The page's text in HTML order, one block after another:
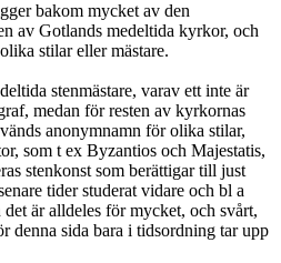
bakom mycket av den
av Gotlands medeltida kyrkor, och
stilar eller mästare.
stenmästare, varav ett inte är
medan för resten av kyrkornas
anonymnamn för olika stilar,
som t ex Byzantios och Majestatis,
stenkonst som berättigar till just
tider studerat vidare och bl a
är alldeles för mycket, och svårt,
denna sida bara i tidsordning tar upp